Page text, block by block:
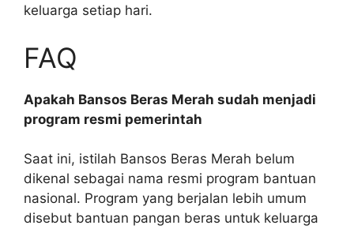
keluarga setiap hari.
FAQ
Apakah Bansos Beras Merah sudah menjadi
program resmi pemerintah
Saat ini, istilah Bansos Beras Merah belum
dikenal sebagai nama resmi program bantuan
nasional. Program yang berjalan lebih umum
disebut bantuan pangan beras untuk keluarga